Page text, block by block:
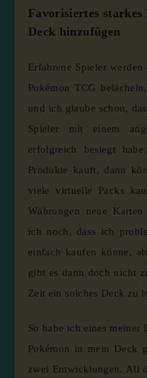
Favorisiertes starkes
Deck hinzufügen
Erfahrene Spieler
Pokémon TCG
und ich glaube schon,
Spieler mit einem
erfolgreich besiegt
Produkte kauft, dann
viele virtuelle Packs
Währungen neue
ich noch, dass ich
einfach kaufen könne,
gibt es dann doch nicht
Zeit ein solches Deck zu
So habe ich eines meiner
Pokémon in mein Deck
zwei Entwicklungen. All